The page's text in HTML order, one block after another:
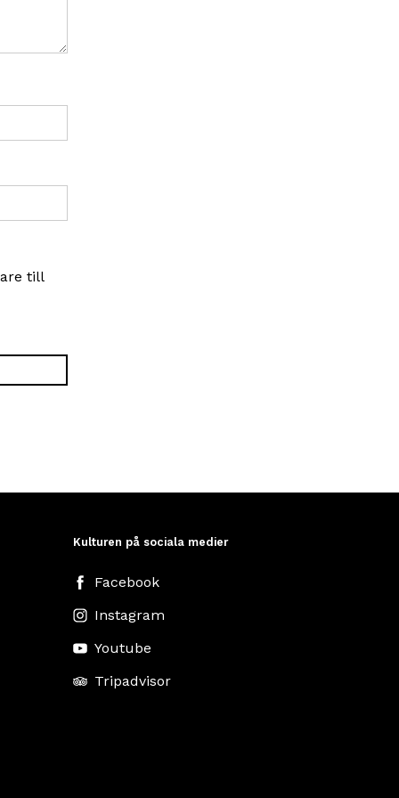
till
Kulturen på sociala medier
Facebook
Instagram
Youtube
Tripadvisor